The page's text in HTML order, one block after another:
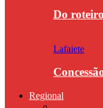
Do
Lafaiete
Regional